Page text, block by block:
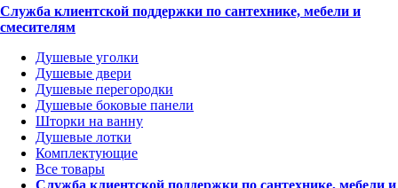
Служба клиентской поддержки по сантехнике, мебели и
смесителям
Душевые уголки
Душевые двери
Душевые перегородки
Душевые боковые панели
Шторки на ванну
Душевые лотки
Комплектующие
Все товары
Служба клиентской поддержки по сантехнике, мебели и